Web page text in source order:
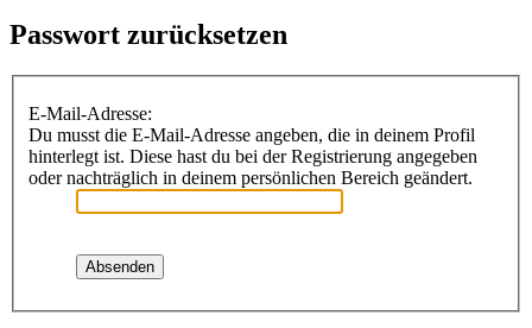
Passwort zurücksetzen
E-Mail-Adresse:
Du musst die E-Mail-Adresse angeben, die in deinem Profil
hinterlegt ist. Diese hast du bei der Registrierung angegeben
oder nachträglich in deinem persönlichen Bereich geändert.